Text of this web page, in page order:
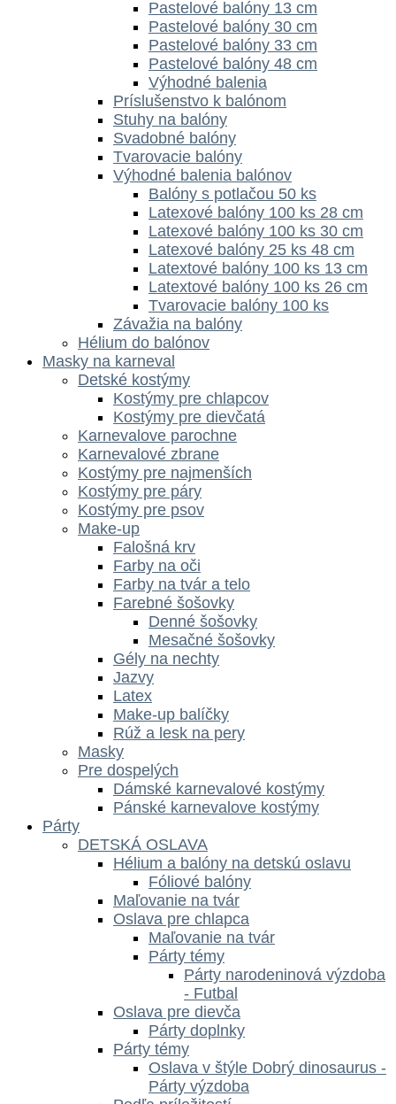
Pastelové balóny 13 cm
Pastelové balóny 30 cm
Pastelové balóny 33 cm
Pastelové balóny 48 cm
Výhodné balenia
Príslušenstvo k balónom
Stuhy na balóny
Svadobné balóny
Tvarovacie balóny
Výhodné balenia balónov
Balóny s potlačou 50 ks
Latexové balóny 100 ks 28 cm
Latexové balóny 100 ks 30 cm
Latexové balóny 25 ks 48 cm
Latextové balóny 100 ks 13 cm
Latextové balóny 100 ks 26 cm
Tvarovacie balóny 100 ks
Závažia na balóny
Hélium do balónov
Masky na karneval
Detské kostýmy
Kostýmy pre chlapcov
Kostýmy pre dievčatá
Karnevalove parochne
Karnevalové zbrane
Kostýmy pre najmenších
Kostýmy pre páry
Kostýmy pre psov
Make-up
Falošná krv
Farby na oči
Farby na tvár a telo
Farebné šošovky
Denné šošovky
Mesačné šošovky
Gély na nechty
Jazvy
Latex
Make-up balíčky
Rúž a lesk na pery
Masky
Pre dospelých
Dámské karnevalové kostýmy
Pánské karnevalove kostýmy
Párty
DETSKÁ OSLAVA
Hélium a balóny na detskú oslavu
Fóliové balóny
Maľovanie na tvár
Oslava pre chlapca
Maľovanie na tvár
Párty témy
Párty narodeninová výzdoba
- Futbal
Oslava pre dievča
Párty doplnky
Párty témy
Oslava v štýle Dobrý dinosaurus -
Párty výzdoba